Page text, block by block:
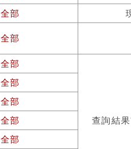
全部
全部
全部
查詢結
全部
全部
全部
全部